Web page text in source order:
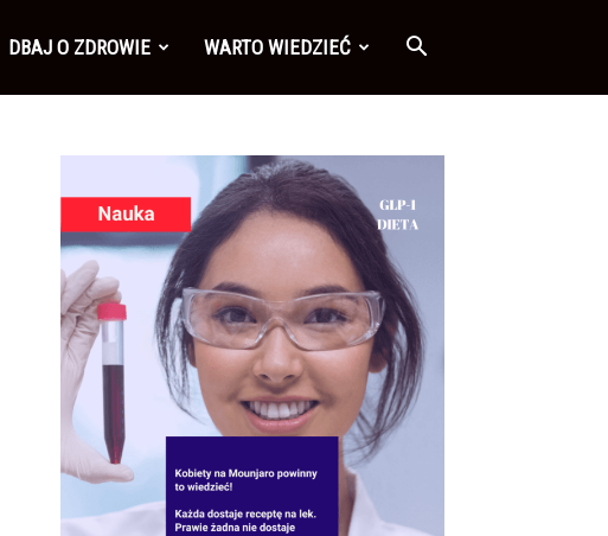
DBAJ O ZDROWIE WARTO WIEDZIEĆ